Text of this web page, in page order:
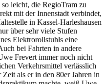
leicht, die RegioTram zu
mit der Innenstadt verbindet,
in Kassel-Harleshausen
über sehr viele Stufen
Elektrorollstuhls eine
bei Fahrten in andere
Frevert immer noch nicht
Verkehrsmittel verlässlich
als er in den 80er Jahren in